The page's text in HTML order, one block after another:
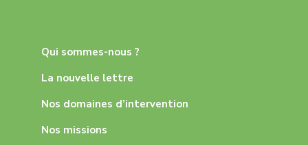
Qui sommes-nous ?
La nouvelle lettre
Nos domaines d’intervention
Nos missions